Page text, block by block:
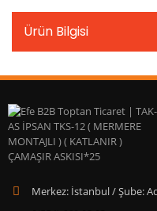
Ürün Bilgisi
Merkez: İstanbul / Şube: